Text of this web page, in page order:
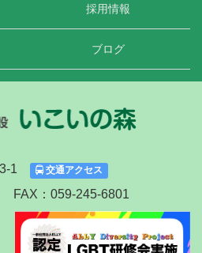
採用情報
ブログ
3-1
交通アクセス
：059-245-6801